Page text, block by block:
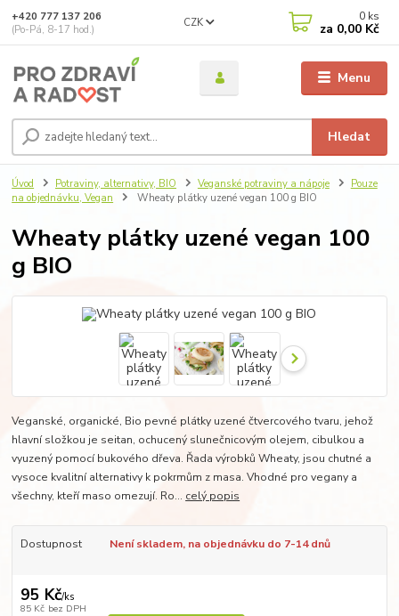
Menu
CZK
Hledat
+420 777 137 206
(Po-Pá, 8-17 hod.)
0 ks
za 0,00 Kč
Úvod Potraviny, alternativy, BIO Veganské potraviny a nápoje
Pouze
na objednávku, Vegan
Wheaty plátky uzené vegan 100 g BIO
Wheaty plátky uzené vegan 100
g BIO
Veganské, organické, Bio pevné plátky uzené čtvercového tvaru, jehož
hlavní složkou je seitan, ochucený slunečnicovým olejem, cibulkou a
vyuzený pomocí bukového dřeva. Řada výrobků Wheaty, jsou chutné a
vysoce kvalitní alternativy k pokrmům z masa. Vhodné pro vegany a
všechny, kteří maso omezují. Ro... celý popis
Dostupnost Není skladem, na objednávku do 7-14 dnů
95 Kč/ks
85 Kč bez DPH